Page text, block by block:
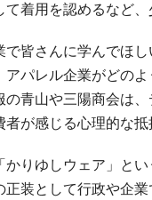
て着用を認めるなど
で皆さんに学んでほ
アパレル企業がどの
の青山や三陽商会は
が感じる心理的な
かりゆしウェア」と
正装として行政や企